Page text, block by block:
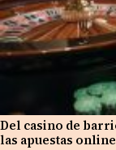
Del casino de
las apuestas online